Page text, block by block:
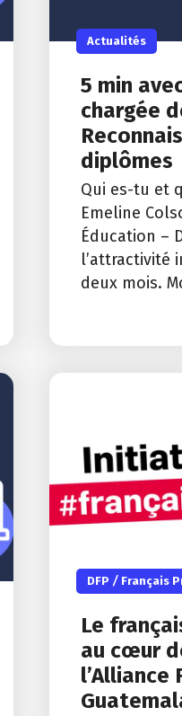
Actualités
5 min
chargée
diplômes
Qui es-tu et
Emeline
Éducation –
l’attractivité
deux mois.
DFP / Français
Le
au cœur
l’Alliance